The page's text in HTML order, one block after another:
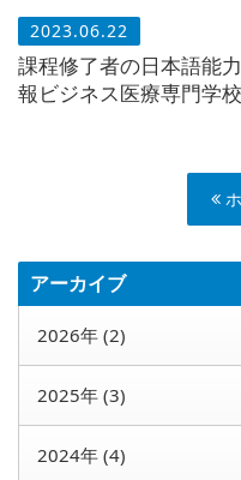
2023.06.22
課程修了者の日本語能
報ビジネス医療専門学校
アーカイブ
2026年 (2)
2025年 (3)
2024年 (4)